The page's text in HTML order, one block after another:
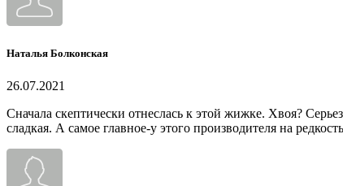
Наталья Болконская
26.07.2021
Сначала скептически отнеслась к этой жижке. Хвоя?
сладкая. А самое главное-у этого производителя на